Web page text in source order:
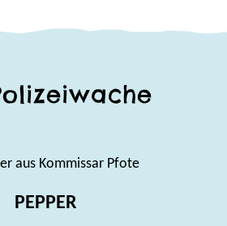
PEPPER